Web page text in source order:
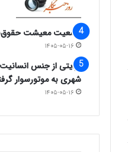
وضعیت معیشت
۱۴۰۵-۰۵-۱۶
روایتی از جنس
شهری به موتورسوار
۱۴۰۵-۰۵-۱۶